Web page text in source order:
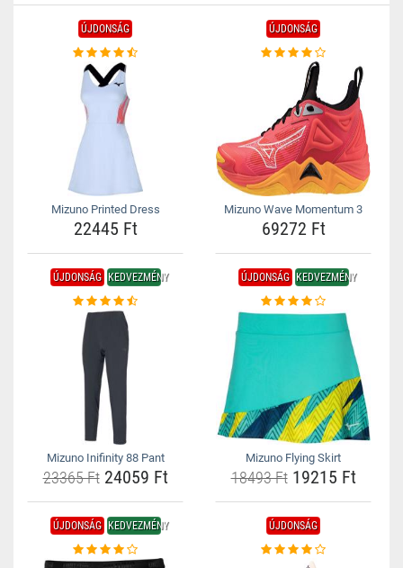
ÚJDONSÁG
Mizuno Printed Dress
22445 Ft
ÚJDONSÁG
Mizuno Wave Momentum 3
69272 Ft
ÚJDONSÁG KEDVEZMÉNY
Mizuno Inifinity 88 Pant
23365 Ft24059 Ft
ÚJDONSÁG KEDVEZMÉNY
Mizuno Flying Skirt
18493 Ft19215 Ft
ÚJDONSÁG KEDVEZMÉNY ÚJDONSÁG